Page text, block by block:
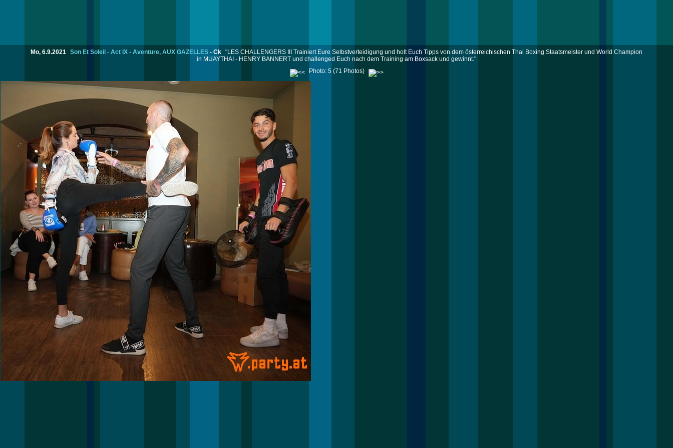
Mo, 6.9.2021 Son Et Soleil - Act IX - Aventure, AUX GAZELLES - Ck "LES CHALLENGERS III Trainiert Eure Selbstverteidigung und holt Euch Tipps von dem österreichischen Thai Boxing Staatsmeister und World Champion
in MUAYTHAI - HENRY BANNERT und challenged Euch nach dem Training am Boxsack und gewinnt."
Photo: 5 (71 Photos)